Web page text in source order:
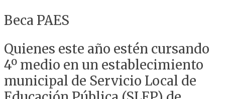
Beca PAES
Quienes este año estén cursando
4º medio en un establecimiento
municipal de Servicio Local de